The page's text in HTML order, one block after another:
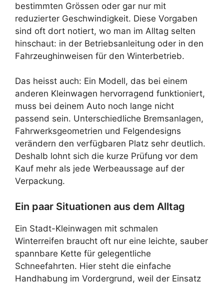
bestimmten Grössen oder gar nur mit
reduzierter Geschwindigkeit. Diese Vorgaben
sind oft dort notiert, wo man im Alltag selten
hinschaut: in der Betriebsanleitung oder in den
Fahrzeughinweisen für den Winterbetrieb.
Das heisst auch: Ein Modell, das bei einem
anderen Kleinwagen hervorragend funktioniert,
muss bei deinem Auto noch lange nicht
passend sein. Unterschiedliche Bremsanlagen,
Fahrwerksgeometrien und Felgendesigns
verändern den verfügbaren Platz sehr deutlich.
Deshalb lohnt sich die kurze Prüfung vor dem
Kauf mehr als jede Werbeaussage auf der
Verpackung.
Ein paar Situationen aus dem Alltag
Ein Stadt-Kleinwagen mit schmalen
Winterreifen braucht oft nur eine leichte, sauber
spannbare Kette für gelegentliche
Schneefahrten. Hier steht die einfache
Handhabung im Vordergrund, weil der Einsatz